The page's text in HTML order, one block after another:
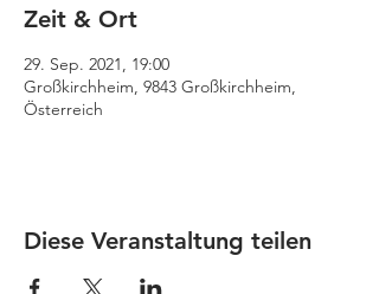
Zeit & Ort
29. Sep. 2021, 19:00
Großkirchheim, 9843 Großkirchheim,
Österreich
Diese Veranstaltung teilen